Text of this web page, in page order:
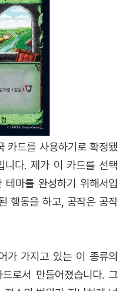
카드를 사용하기로 확정됐
니다. 제가 이 카드를 선택
마를 완성하기 위해서입
행동을 하고, 공작은 공작
가 가지고 있는 이 종류의
로서 만들어졌습니다. 그